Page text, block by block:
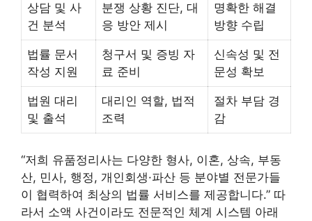
상담 및 사
건 분석
분쟁 상황 진단, 대
응 방안 제시
명확한 해결
방향 수립
법률 문서
작성 지원
청구서 및 증빙 자
료 준비
신속성 및 전
문성 확보
법원 대리
및 출석
대리인 역할, 법적
조력
절차 부담 경
감
“저희 유품정리사는 다양한 형사, 이혼, 상속, 부동
산, 민사, 행정, 개인회생·파산 등 분야별 전문가들
이 협력하여 최상의 법률 서비스를 제공합니다.” 따
라서 소액 사건이라도 전문적인 체계 시스템 아래